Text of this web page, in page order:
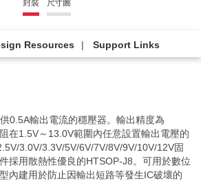
封裝 尺寸圖
Resources Support Links
0.5A輸出電流的穩壓器。輸出精度為
在1.5V～13.0V範圍內任意設置輸出電壓的
3.0V/3.3V/5V/6V/7V/8V/9V/10V/12V固
採用散熱性優良的HTSOP-J8。可用於數位
內建用於防止因輸出短路等發生IC破壞的